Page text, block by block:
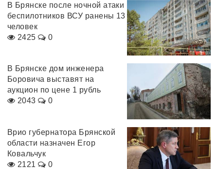
В Брянске после ночной атаки
беспилотников ВСУ ранены 13
человек
2425
0
В Брянске дом инженера
Боровича выставят на
аукцион по цене 1 рубль
2043
0
Врио губернатора Брянской
области назначен Егор
Ковальчук
2121
0